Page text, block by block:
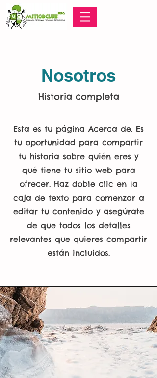
Nosotros
Historia completa
Esta es tu página Acerca de. Es
tu oportunidad para compartir
tu historia sobre quién eres y
qué tiene tu sitio web para
ofrecer. Haz doble clic en la
caja de texto para comenzar a
editar tu contenido y asegúrate
de que todos los detalles
relevantes que quieres compartir
están incluidos.